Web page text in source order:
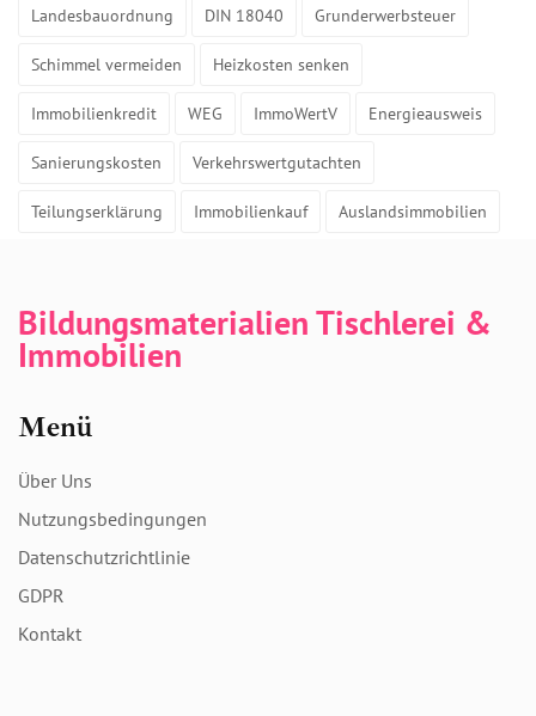
Landesbauordnung DIN 18040 Grunderwerbsteuer
Schimmel vermeiden Heizkosten senken
Immobilienkredit WEG ImmoWertV Energieausweis
Sanierungskosten Verkehrswertgutachten
Teilungserklärung Immobilienkauf Auslandsimmobilien
Bildungsmaterialien Tischlerei &
Immobilien
Menü
Über Uns
Nutzungsbedingungen
Datenschutzrichtlinie
GDPR
Kontakt